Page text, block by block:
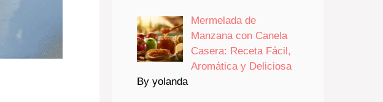
Mermelada de
Manzana con Canela
Casera: Receta Fácil,
Aromática y Deliciosa
By yolanda